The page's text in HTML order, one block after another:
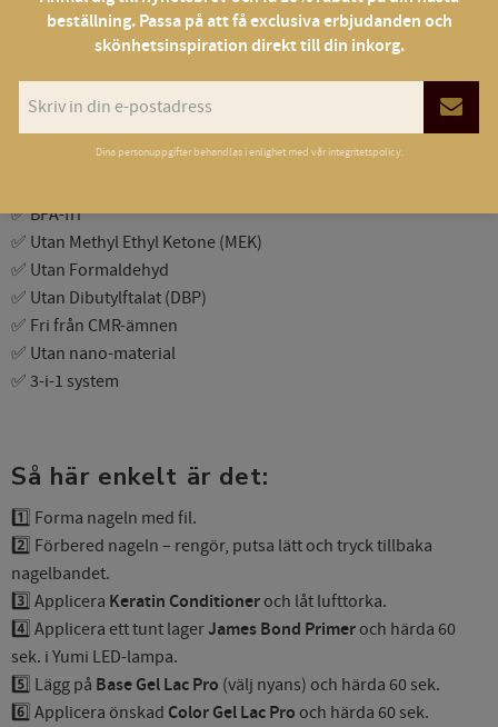
Den ger en slät, jämn nagelplatta med naturlig finish och kan
🌟10 skäl att välja YumiNails:
✅ 100% fri från TPO
✅ Toluene-fri
✅ BPA-fri
✅ Utan Methyl Ethyl Ketone (MEK)
✅ Utan Formaldehyd
✅ Utan Dibutylftalat (DBP)
✅ Fri från CMR-ämnen
✅ Utan nano-material
✅ 3-i-1 system
Så här enkelt är det:
1️⃣ Forma nageln med fil.
2️⃣ Förbered nageln – rengör, putsa lätt och tryck tillbaka
nagelbandet.
3️⃣ Applicera Keratin Conditioner och låt lufttorka.
4️⃣ Applicera ett tunt lager James Bond Primer och härda 60
sek. i Yumi LED-lampa.
5️⃣ Lägg på Base Gel Lac Pro (välj nyans) och härda 60 sek.
6️⃣ Applicera önskad Color Gel Lac Pro och härda 60 sek.
beställning. Passa på att få exclusiva erbjudanden och
skönhetsinspiration direkt till din inkorg.
Dina personuppgifter behandlas i enlighet med vårintegritetspolicy.